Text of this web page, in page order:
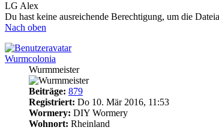
LG Alex
Du hast keine ausreichende Berechtigung, um die
Nach oben
Wurmcolonia
Wurmmeister
Beiträge: 879
Registriert: Do 10. Mär 2016, 11:53
Wormery: DIY Wormery
Wohnort: Rheinland